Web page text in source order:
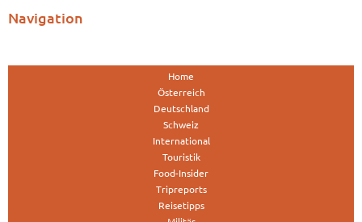
Navigation
Home
Österreich
Deutschland
Schweiz
International
Touristik
Food-Insider
Tripreports
Reisetipps